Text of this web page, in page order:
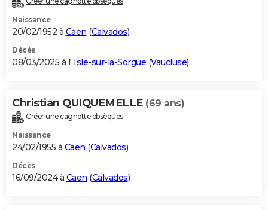
Naissance
20/02/1952 à Caen (Calvados)
Décès
08/03/2025 à l' Isle-sur-la-Sorgue (Vaucluse)
Christian QUIQUEMELLE (69 ans)
Créer une cagnotte obsèques
Naissance
24/02/1955 à Caen (Calvados)
Décès
16/09/2024 à Caen (Calvados)